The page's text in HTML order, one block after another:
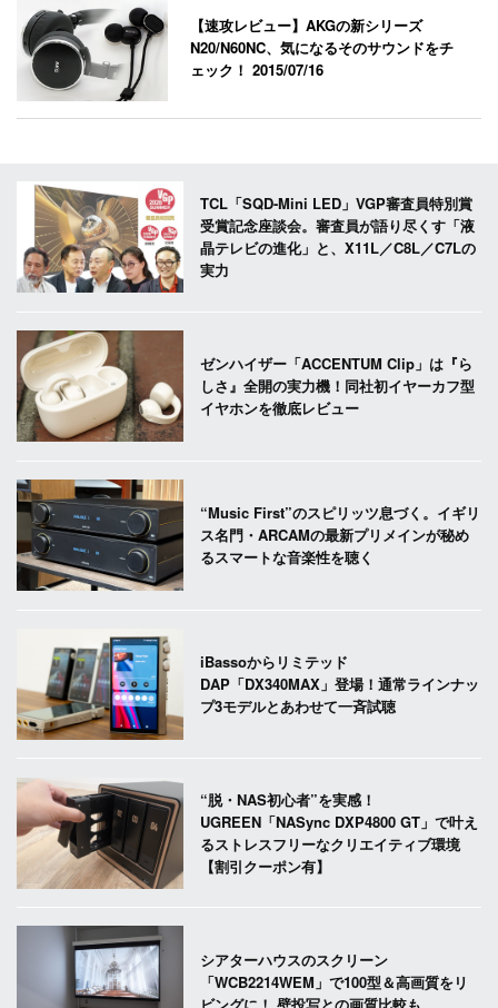
【速攻レビュー】AKGの新シリーズ
N20/N60NC、気になるそのサウンドをチ
ェック！2015/07/16
TCL「SQD-Mini LED」VGP審査員特別賞
受賞記念座談会。審査員が語り尽くす「液
晶テレビの進化」と、X11L／C8L／C7Lの
実力
ゼンハイザー「ACCENTUM Clip」は『ら
しさ』全開の実力機！同社初イヤーカフ型
イヤホンを徹底レビュー
“Music First”のスピリッツ息づく。イギリ
ス名門・ARCAMの最新プリメインが秘め
るスマートな音楽性を聴く
iBassoからリミテッド
DAP「DX340MAX」登場！通常ラインナッ
プ3モデルとあわせて一斉試聴
“脱・NAS初心者”を実感！
UGREEN「NASync DXP4800 GT」で叶え
るストレスフリーなクリエイティブ環境
【割引クーポン有】
シアターハウスのスクリーン
「WCB2214WEM」で100型＆高画質をリ
ビングに！ 壁投写との画質比較も